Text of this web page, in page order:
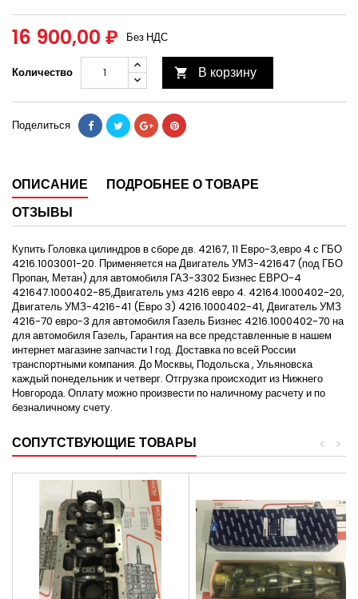
16 900,00 ₽ Без НДС
Количество  В корзину
Поделиться
ОПИСАНИЕ
ПОДРОБНЕЕ О ТОВАРЕ
ОТЗЫВЫ
Купить Головка цилиндров в сборе дв. 42167, 11 Евро-3,евро 4 с ГБО
4216.1003001-20. Применяется на Двигатель УМЗ-421647 (под ГБО
Пропан, Метан) для автомобиля ГАЗ-3302 Бизнес ЕВРО-4
421647.1000402-85,Двигатель умз 4216 евро 4. 42164.1000402-20,
Двигатель УМЗ-4216-41 (Евро 3) 4216.1000402-41, Двигатель УМЗ
4216-70 евро-3 для автомобиля Газель Бизнес 4216.1000402-70 на
для автомобиля Газель, Гарантия на все представленные в нашем
интернет магазине запчасти 1 год. Доставка по всей России
транспортными компания. До Москвы, Подольска , Ульяновска
каждый понедельник и четверг. Отгрузка происходит из Нижнего
Новгорода. Оплату можно произвести по наличному расчету и по
безналичному счету.
СОПУТСТВУЮЩИЕ ТОВАРЫ >
<